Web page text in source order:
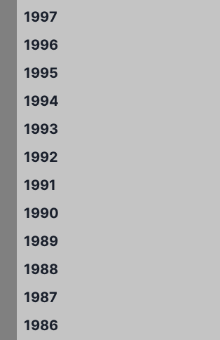
1997
1996
1995
1994
1993
1992
1991
1990
1989
1988
1987
1986